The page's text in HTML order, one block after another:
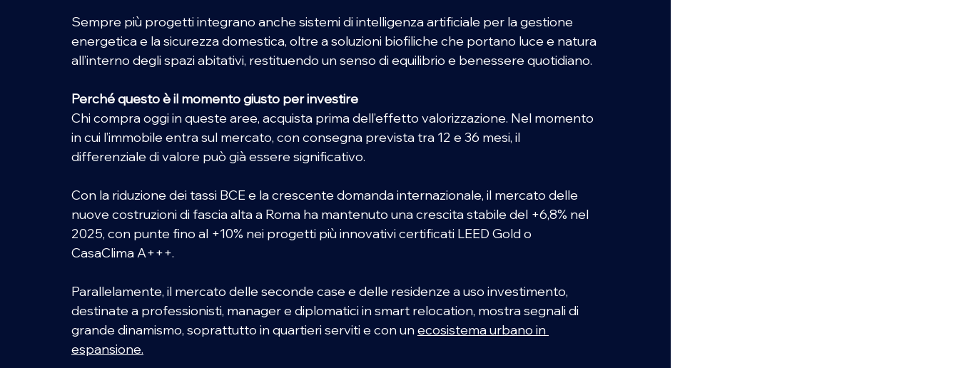
Sempre più progetti integrano anche sistemi di intelligenza artificiale per la gestione
energetica e la sicurezza domestica, oltre a soluzioni biofiliche che portano luce e natura
all’interno degli spazi abitativi, restituendo un senso di equilibrio e benessere quotidiano.
Perché questo è il momento giusto per investire
Chi compra oggi in queste aree, acquista prima dell’effetto valorizzazione. Nel momento
in cui l’immobile entra sul mercato, con consegna prevista tra 12 e 36 mesi, il
differenziale di valore può già essere significativo.
Con la riduzione dei tassi BCE e la crescente domanda internazionale, il mercato delle
nuove costruzioni di fascia alta a Roma ha mantenuto una crescita stabile del +6,8% nel
2025, con punte fino al +10% nei progetti più innovativi certificati LEED Gold o
CasaClima A+++.
Parallelamente, il mercato delle seconde case e delle residenze a uso investimento,
destinate a professionisti, manager e diplomatici in smart relocation, mostra segnali di
grande dinamismo, soprattutto in quartieri serviti e con un ecosistema urbano in
espansione.